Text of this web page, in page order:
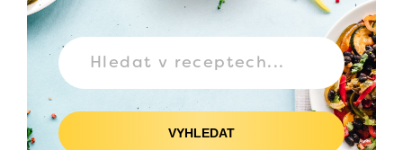
VYHLEDAT